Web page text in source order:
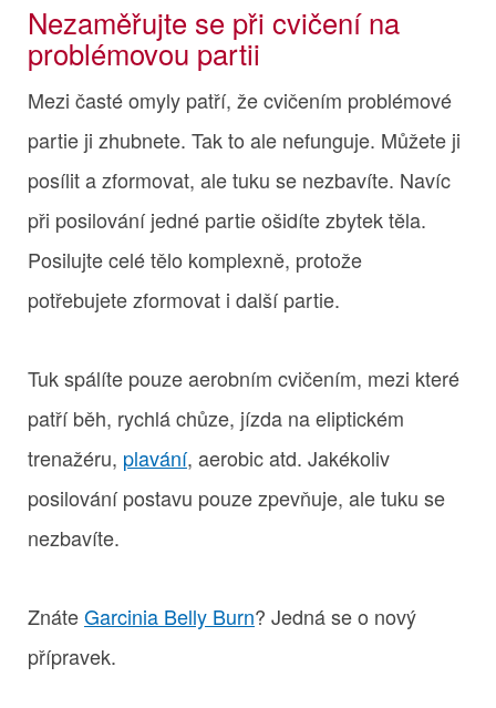
Nezaměřujte se při cvičení na
problémovou partii
Mezi časté omyly patří, že cvičením problémové
partie ji zhubnete. Tak to ale nefunguje. Můžete ji
posílit a zformovat, ale tuku se nezbavíte. Navíc
při posilování jedné partie ošidíte zbytek těla.
Posilujte celé tělo komplexně, protože
potřebujete zformovat i další partie.
Tuk spálíte pouze aerobním cvičením, mezi které
patří běh, rychlá chůze, jízda na eliptickém
trenažéru, plavání, aerobic atd. Jakékoliv
posilování postavu pouze zpevňuje, ale tuku se
nezbavíte.
ZnáteGarcinia Belly Burn? Jedná se o nový
přípravek.